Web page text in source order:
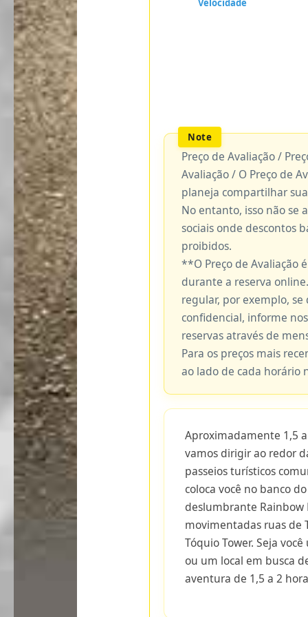
Preço de Avaliação /
Avaliação / O Preço de
planeja compartilhar
No entanto, isso não se
sociais onde descontos
proibidos.
**O Preço de Avaliação
durante a reserva
regular, por exemplo,
confidencial, informe
reservas através de
Para os preços mais
ao lado de cada horário
Aproximadamente 1,5
vamos dirigir ao redor
passeios turísticos
coloca você no banco
deslumbrante Rainbow
movimentadas ruas de
Tóquio Tower. Seja
ou um local em busca
aventura de 1,5 a 2